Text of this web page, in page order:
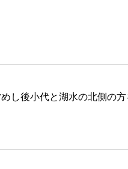
後小代と湖水の北側の方